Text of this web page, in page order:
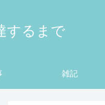
するまで
雑記